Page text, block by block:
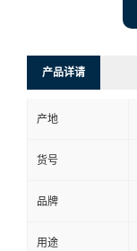
产品详请
产地
货号
品牌
用途